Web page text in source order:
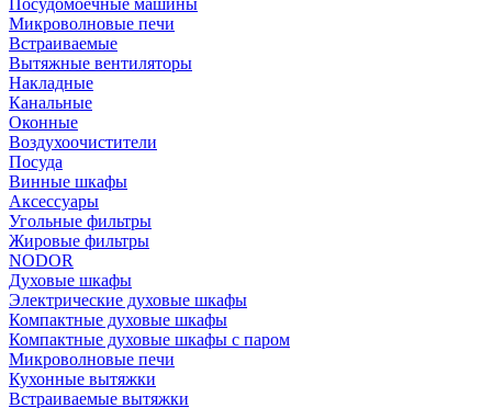
Посудомоечные машины
Микроволновые печи
Встраиваемые
Вытяжные вентиляторы
Накладные
Канальные
Оконные
Воздухоочистители
Посуда
Винные шкафы
Аксессуары
Угольные фильтры
Жировые фильтры
NODOR
Духовые шкафы
Электрические духовые шкафы
Компактные духовые шкафы
Компактные духовые шкафы с паром
Микроволновые печи
Кухонные вытяжки
Встраиваемые вытяжки